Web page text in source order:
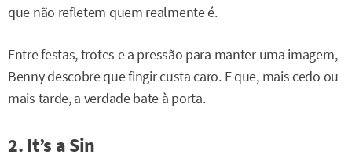
que não refletem quem realmente é.
Entre festas, trotes e a pressão para manter uma imagem,
Benny descobre que fingir custa caro. E que, mais cedo ou
mais tarde, a verdade bate à porta.
2. It’s a Sin